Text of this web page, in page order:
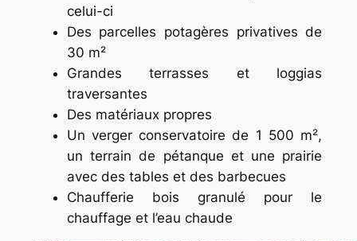
celui-ci
Des parcelles potagères privatives de
30 m²
Grandes terrasses et loggias
traversantes
Des matériaux propres
Un verger conservatoire de 1 500 m²,
un terrain de pétanque et une prairie
avec des tables et des barbecues
Chaufferie bois granulé pour le
chauffage et l’eau chaude